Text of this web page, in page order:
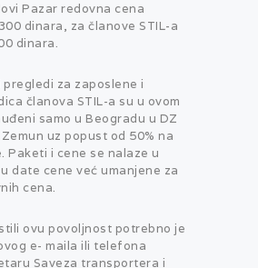
Pazar redovna cena
dinara, za članove STIL-a
dinara.
za zaposlene i
članova STIL-a su u ovom
samo u Beogradu u DZ
uz popust od 50% na
Paketi i cene se nalaze u
date cene već umanjene za
cena.
ovu povoljnost potrebno je
e- maila ili telefona
Saveza transportera i